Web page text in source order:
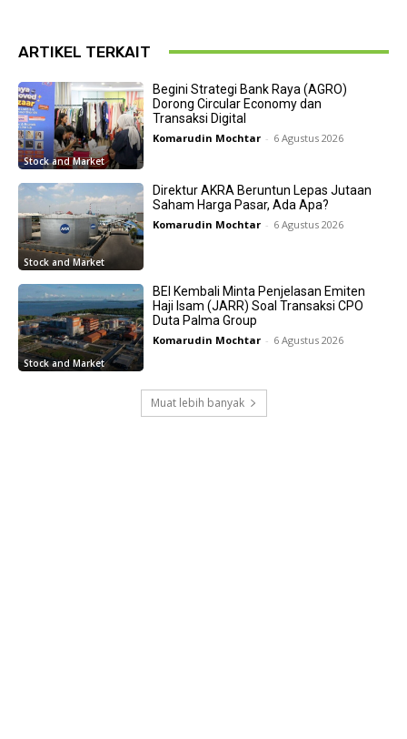
ARTIKEL TERKAIT
Stock and Market
Begini Strategi Bank Raya (AGRO)
Dorong Circular Economy dan
Transaksi Digital
Komarudin Mochtar - 6 Agustus 2026
Stock and Market
Direktur AKRA Beruntun Lepas Jutaan
Saham Harga Pasar, Ada Apa?
Komarudin Mochtar - 6 Agustus 2026
Stock and Market
BEI Kembali Minta Penjelasan Emiten
Haji Isam (JARR) Soal Transaksi CPO
Duta Palma Group
Komarudin Mochtar - 6 Agustus 2026
Muat lebih banyak